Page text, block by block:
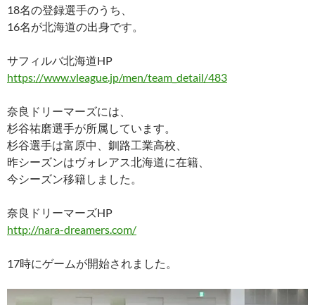
18名の登録選手のうち、
16名が北海道の出身です。
サフィルバ北海道HP
https://www.vleague.jp/men/team_detail/483
奈良ドリーマーズには、
杉谷祐磨選手が所属しています。
杉谷選手は富原中、釧路工業高校、
昨シーズンはヴォレアス北海道に在籍、
今シーズン移籍しました。
奈良ドリーマーズHP
http://nara-dreamers.com/
17時にゲームが開始されました。